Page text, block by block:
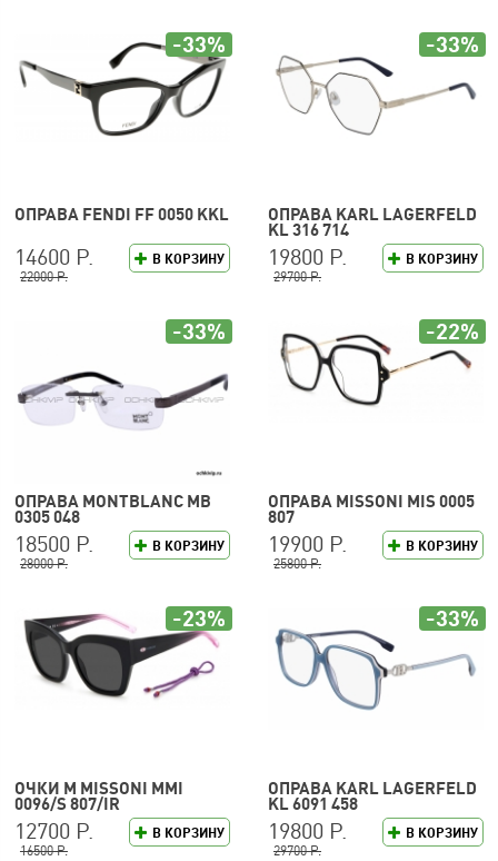
ОПРАВА FENDI FF 0050 KKL
В КОРЗИНУ
14600 Р.
22000 Р.
-33%
ОПРАВА KARL LAGERFELD
KL 316 714
В КОРЗИНУ
19800 Р.
29700 Р.
-33%
ОПРАВА MONTBLANC MB
0305 048
В КОРЗИНУ
18500 Р.
28000 Р.
-33%
ОПРАВА MISSONI MIS 0005
807
В КОРЗИНУ
19900 Р.
25800 Р.
-22%
ОЧКИ M MISSONI MMI
0096/S 807/IR
В КОРЗИНУ
12700 Р.
16500 Р.
-23%
ОПРАВА KARL LAGERFELD
KL 6091 458
В КОРЗИНУ
19800 Р.
29700 Р.
-33%